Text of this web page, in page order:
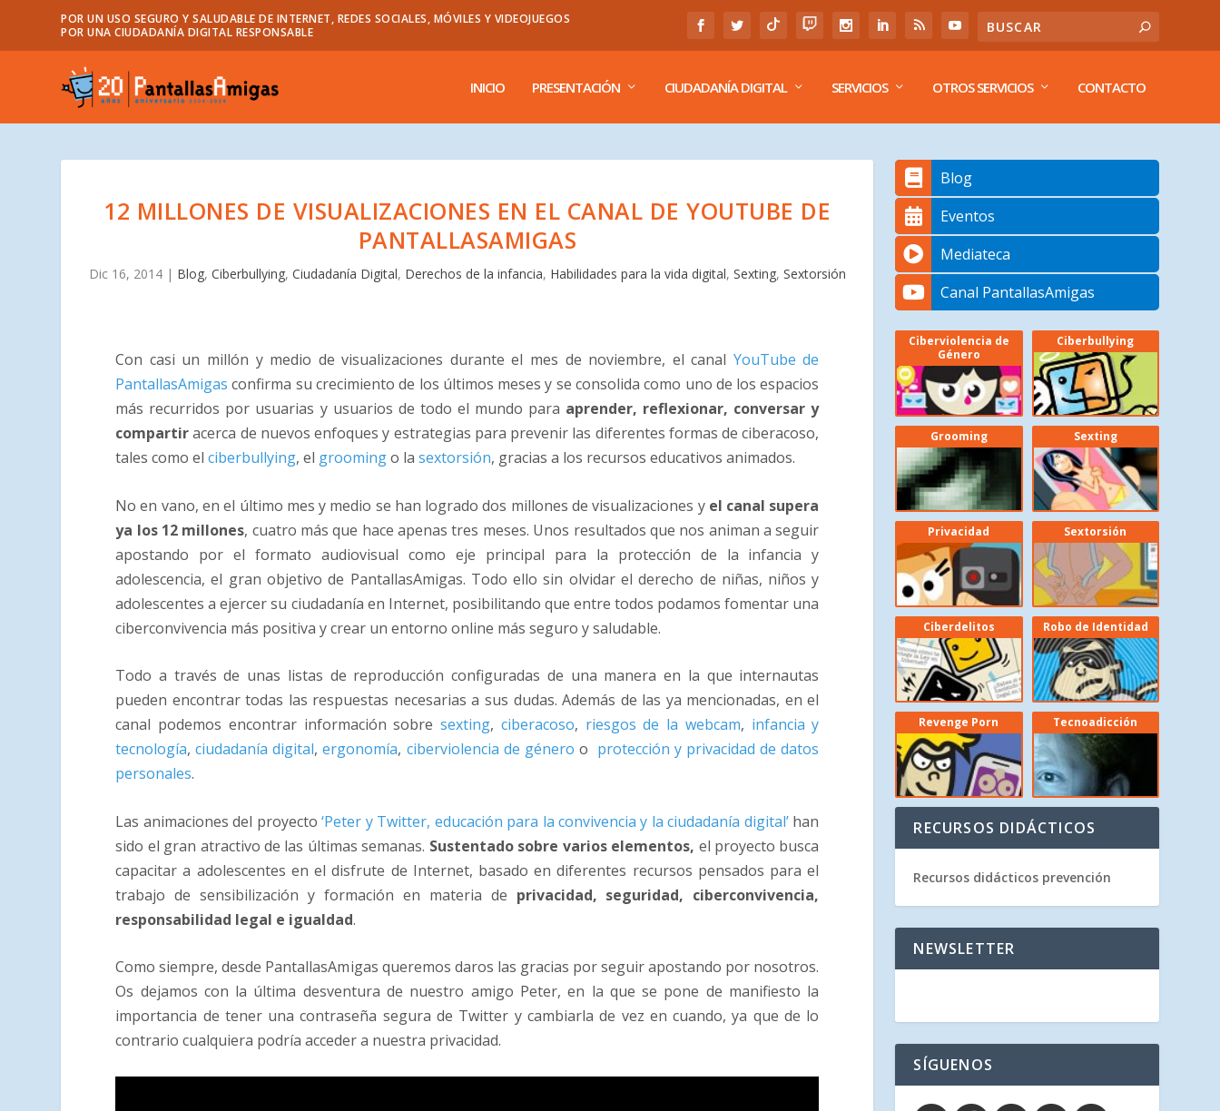
POR UN USO SEGURO Y SALUDABLE DE INTERNET, REDES SOCIALES, MÓVILES Y VIDEOJUEGOS
POR UNA CIUDADANÍA DIGITAL RESPONSABLE
INICIO PRESENTACIÓN CIUDADANÍA DIGITAL SERVICIOS OTROS SERVICIOS CONTACTO
12 MILLONES DE VISUALIZACIONES EN EL CANAL DE YOUTUBE DE
PANTALLASAMIGAS
Dic 16, 2014| Blog, Ciberbullying, Ciudadanía Digital, Derechos de la infancia, Habilidades para la vida digital, Sexting, Sextorsión
Con casi un millón y medio de visualizaciones durante el mes de noviembre, el canal YouTube de
PantallasAmigasconfirma su crecimiento de los últimos meses y se consolida como uno de los espacios
más recurridos por usuarias y usuarios de todo el mundo para aprender, reflexionar, conversar y
compartiracerca de nuevos enfoques y estrategias para prevenir las diferentes formas de ciberacoso,
tales como elciberbullying, el groomingo lasextorsión, gracias a los recursos educativos animados.
No en vano, en el último mes y medio se han logrado dos millones de visualizaciones y el canal supera
ya los 12 millones, cuatro más que hace apenas tres meses. Unos resultados que nos animan a seguir
apostando por el formato audiovisual como eje principal para la protección de la infancia y
adolescencia, el gran objetivo de PantallasAmigas. Todo ello sin olvidar el derecho de niñas, niños y
adolescentes a ejercer su ciudadanía en Internet, posibilitando que entre todos podamos fomentar una
ciberconvivencia más positiva y crear un entorno online más seguro y saludable.
Todo a través de unas listas de reproducción configuradas de una manera en la que internautas
pueden encontrar todas las respuestas necesarias a sus dudas. Además de las ya mencionadas, en el
canal podemos encontrar información sobresexting, ciberacoso, riesgos de la webcam, infancia y
tecnología,ciudadanía digital,ergonomía, ciberviolencia de género o protección y privacidad de datos
personales.
Las animaciones del proyecto ‘Peter y Twitter, educación para la convivencia y la ciudadanía digital’han
sido el gran atractivo de las últimas semanas. Sustentado sobre varios elementos, el proyecto busca
capacitar a adolescentes en el disfrute de Internet, basado en diferentes recursos pensados para el
trabajo de sensibilización y formación en materia de privacidad, seguridad, ciberconvivencia,
responsabilidad legal e igualdad.
Como siempre, desde PantallasAmigas queremos daros las gracias por seguir apostando por nosotros.
Os dejamos con la última desventura de nuestro amigo Peter, en la que se pone de manifiesto la
importancia de tener una contraseña segura de Twitter y cambiarla de vez en cuando, ya que de lo
contrario cualquiera podría acceder a nuestra privacidad.
Blog
Eventos
Mediateca
Canal PantallasAmigas
Ciberviolencia de
Género
Ciberbullying
Grooming Sexting
Privacidad Sextorsión
Ciberdelitos Robo de Identidad
Revenge Porn Tecnoadicción
RECURSOS DIDÁCTICOS
Recursos didácticos prevención
NEWSLETTER
SÍGUENOS